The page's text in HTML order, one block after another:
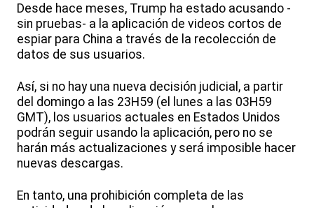
Desde hace meses, Trump ha estado acusando -
sin pruebas- a la aplicación de videos cortos de
espiar para China a través de la recolección de
datos de sus usuarios.
Así, si no hay una nueva decisión judicial, a partir
del domingo a las 23H59 (el lunes a las 03H59
GMT), los usuarios actuales en Estados Unidos
podrán seguir usando la aplicación, pero no se
harán más actualizaciones y será imposible hacer
nuevas descargas.
En tanto, una prohibición completa de las